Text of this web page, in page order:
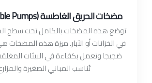
مضخات الحريق الغاطسة (Submersible Pumps)
توضع هذه المضخات بالكامل تحت سطح
في الخزانات أو الآبار. ميزة هذه المضخات
ضجيجا وتعمل بكفاءة في البيئات
تُناسب المباني الصغيرة